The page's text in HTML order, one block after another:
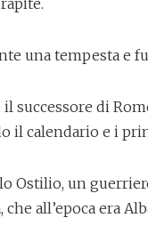
una tempesta e
successore di
il calendario e i
Ostilio, un
all’epoca era